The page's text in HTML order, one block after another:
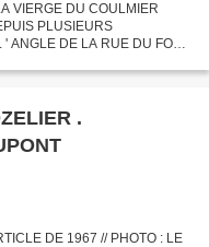
VIERGE DU COULMIER
PLUSIEURS
ANGLE DE LA RUE DU FORT
- DUPONT
DE 1967 // PHOTO : LE